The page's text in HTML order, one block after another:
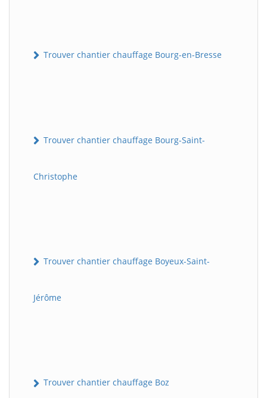
Trouver chantier chauffage Bourg-en-Bresse
Trouver chantier chauffage Bourg-Saint-
Christophe
Trouver chantier chauffage Boyeux-Saint-
Jérôme
Trouver chantier chauffage Boz